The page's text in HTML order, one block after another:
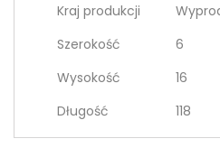
Kraj produkcji
Szerokość
6
Wysokość
16
Długość
118